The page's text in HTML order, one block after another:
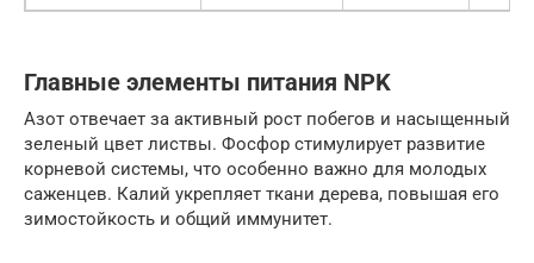
Главные элементы питания NPK
Азот отвечает за активный рост побегов и насыщенный
зеленый цвет листвы. Фосфор стимулирует развитие
корневой системы, что особенно важно для молодых
саженцев. Калий укрепляет ткани дерева, повышая его
зимостойкость и общий иммунитет.